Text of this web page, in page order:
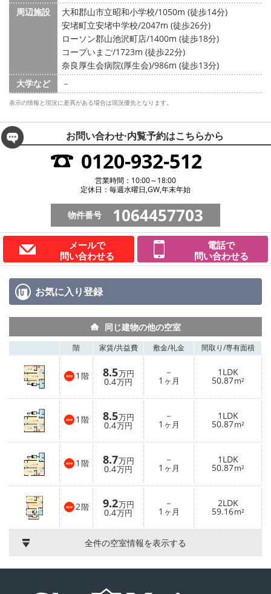
周辺施設
大和郡山市立昭和小学校/1050m (徒歩14分)
安堵町立安堵中学校/2047m (徒歩26分)
ローソン郡山池沢町店/1400m (徒歩18分)
コープいまご/1723m (徒歩22分)
奈良厚生会病院(厚生会)/986m (徒歩13分)
大学など
－
表示の情報と現況に差異がある場合は現況優先となります。
お問い合わせ·内覧予約はこちらから
0120-932-512
営業時間：10:00～18:00
定休日：毎週水曜日,GW,年末年始
物件番号 1064457703
メールで
問い合わせる
電話で
問い合わせる
お気に入り登録
同じ建物の他の空室
階 家賃/共益費 敷金/礼金 間取り/専有面積
1 階 8.5万円
0.4万円
－
1 ヶ月
1LDK
50.87m²
1 階 8.5万円
0.4万円
－
1 ヶ月
1LDK
50.87m²
1 階 8.7万円
0.4万円
－
1 ヶ月
1LDK
50.87m²
2階 9.2万円
0.4万円
－
1 ヶ月
2LDK
59.16m²
全件の空室情報を表示する